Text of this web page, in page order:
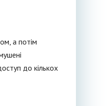
а потім
до кількох